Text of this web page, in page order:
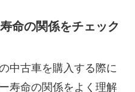
命の関係をチェック
中古車を購入する際に
寿命の関係をよく理解